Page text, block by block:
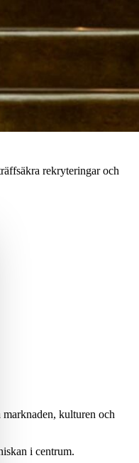
rekryteringar och
kulturen och
i centrum.